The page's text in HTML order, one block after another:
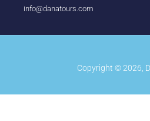
info@danatours.com
Copyright © 2026,